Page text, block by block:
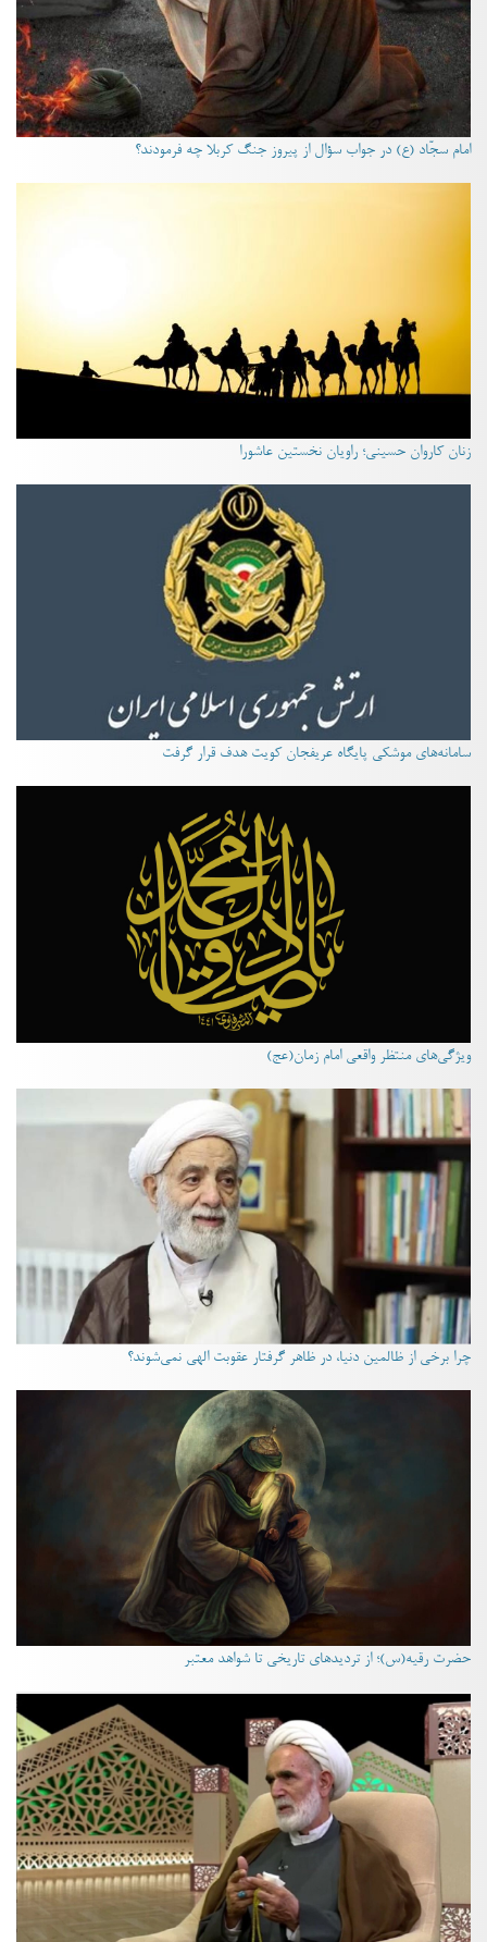
امام سجّاد (ع) در جواب سؤال از پیروز جنگ کربلا چه فرمودند؟
زنان کاروان حسینی؛ راویان نخستین عاشورا
سامانه‌های موشکی پایگاه عریفجان کویت هدف قرار گرفت
ویژگی‌های منتظر واقعی امام زمان(عج)
چرا برخی از ظالمین دنیا، در ظاهر گرفتار عقوبت الهی نمی‌شوند؟
حضرت رقیه(س)؛ از تردیدهای تاریخی تا شواهد معتبر